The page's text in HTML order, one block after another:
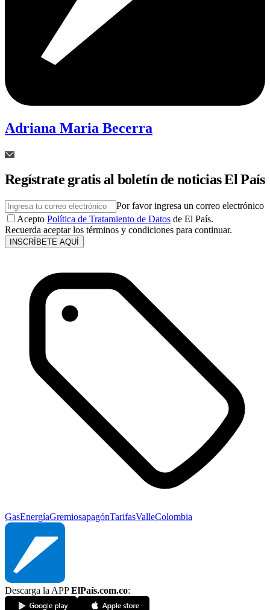
Adriana Maria Becerra
Regístrate gratis al boletín de noticias El País
Por favor ingresa un correo electrónico
Acepto Política de Tratamiento de Datos de El País.
Recuerda aceptar los términos y condiciones para continuar.
INSCRÍBETE AQUÍ
GasEnergíaGremiosapagónTarifasValleColombia
Descarga la APPElPaís.com.co: